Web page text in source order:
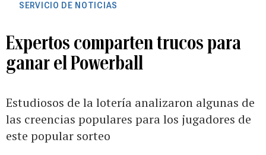
SERVICIO DE NOTICIAS
Expertos comparten trucos para
ganar el Powerball
Estudiosos de la lotería analizaron algunas de
las creencias populares para los jugadores de
este popular sorteo